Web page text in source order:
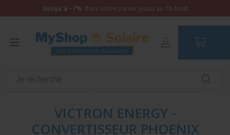
Jusqu'à -7% dans votre panier jusqu'au 16 Aout
VICTRON ENERGY -
CONVERTISSEUR PHOENIX